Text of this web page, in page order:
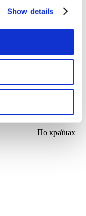
Show details
Концерти
По країнах